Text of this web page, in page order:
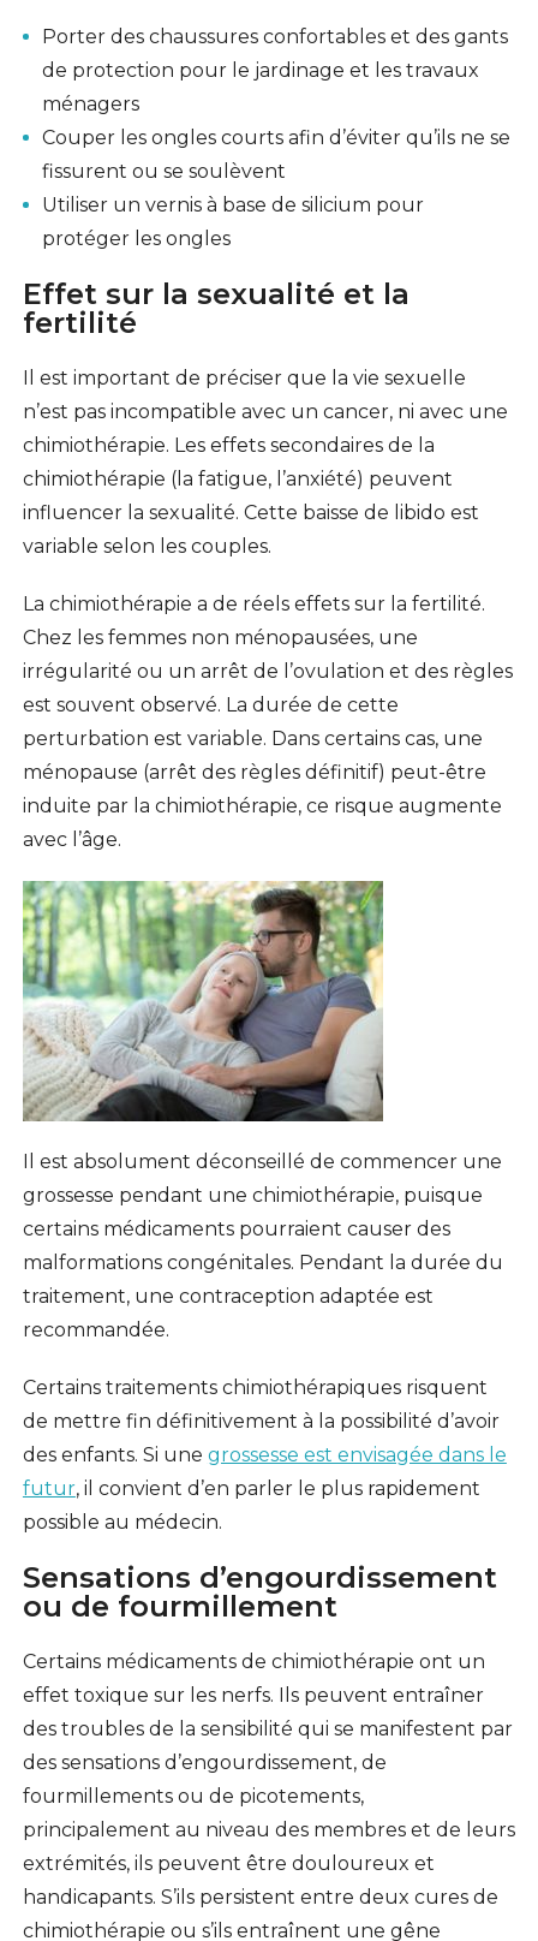
Porter des chaussures confortables et des gants
de protection pour le jardinage et les travaux
ménagers
Couper les ongles courts afin d’éviter qu’ils ne se
fissurent ou se soulèvent
Utiliser un vernis à base de silicium pour
protéger les ongles
Effet sur la sexualité et la
fertilité
Il est important de préciser que la vie sexuelle
n’est pas incompatible avec un cancer, ni avec une
chimiothérapie. Les effets secondaires de la
chimiothérapie (la fatigue, l’anxiété) peuvent
influencer la sexualité. Cette baisse de libido est
variable selon les couples.
La chimiothérapie a de réels effets sur la fertilité.
Chez les femmes non ménopausées, une
irrégularité ou un arrêt de l’ovulation et des règles
est souvent observé. La durée de cette
perturbation est variable. Dans certains cas, une
ménopause (arrêt des règles définitif) peut-être
induite par la chimiothérapie, ce risque augmente
avec l’âge.
Il est absolument déconseillé de commencer une
grossesse pendant une chimiothérapie, puisque
certains médicaments pourraient causer des
malformations congénitales. Pendant la durée du
traitement, une contraception adaptée est
recommandée.
Certains traitements chimiothérapiques risquent
de mettre fin définitivement à la possibilité d’avoir
des enfants. Si une grossesse est envisagée dans le
futur, il convient d’en parler le plus rapidement
possible au médecin.
Sensations d’engourdissement
ou de fourmillement
Certains médicaments de chimiothérapie ont un
effet toxique sur les nerfs. Ils peuvent entraîner
des troubles de la sensibilité qui se manifestent par
des sensations d’engourdissement, de
fourmillements ou de picotements,
principalement au niveau des membres et de leurs
extrémités, ils peuvent être douloureux et
handicapants. S’ils persistent entre deux cures de
chimiothérapie ou s’ils entraînent une gêne